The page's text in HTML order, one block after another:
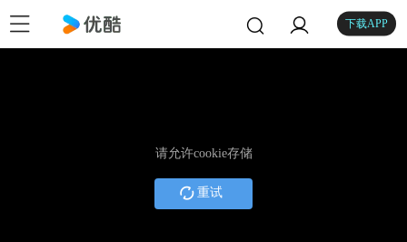
下载APP
请允许cookie存储
重试